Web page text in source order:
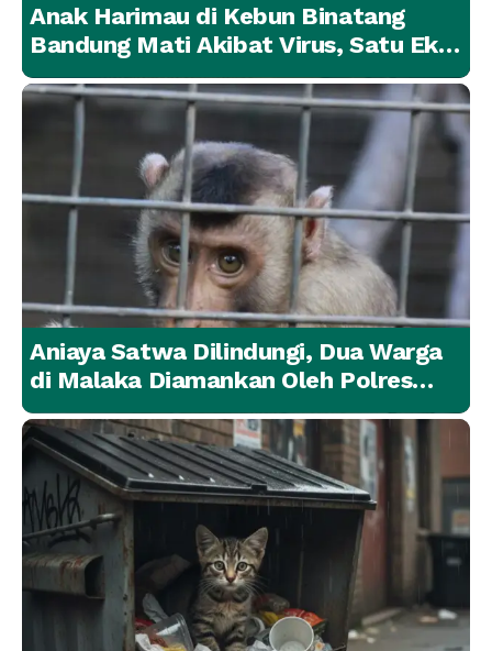
Anak Harimau di Kebun Binatang
Bandung Mati Akibat Virus, Satu Ekor
Lainnya Berangsur Membaik
Aniaya Satwa Dilindungi, Dua Warga
di Malaka Diamankan Oleh Polres
Malaka